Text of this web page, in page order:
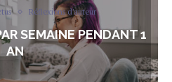
Réflexions d'auteur
SEMAINE PENDANT 1
AN